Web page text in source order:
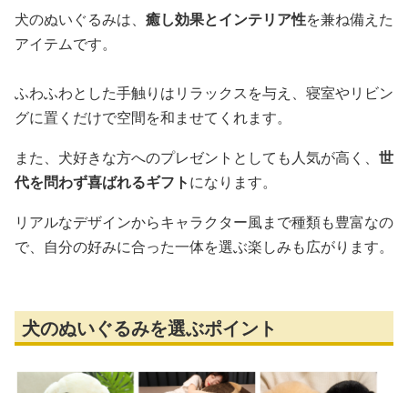
犬のぬいぐるみは、 癒し効果とインテリア性を兼ね備えた
アイテムです。
ふわふわとした手触りはリラックスを与え、寝室やリビン
グに置くだけで空間を和ませてくれます。
また、犬好きな方へのプレゼントとしても人気が高く、 世
代を問わず喜ばれるギフトになります。
リアルなデザインからキャラクター風まで種類も豊富なの
で、自分の好みに合った一体を選ぶ楽しみも広がります。
犬のぬいぐるみを選ぶポイント